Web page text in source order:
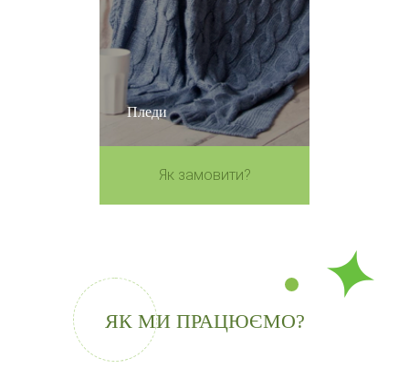
Пледи
Як замовити?
ЯК МИ ПРАЦЮЄМО?